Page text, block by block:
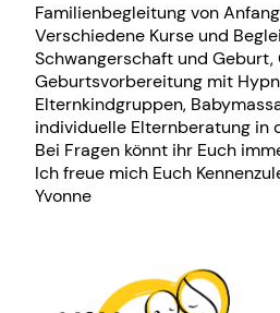
Familienbegleitung von
Verschiedene Kurse und
Schwangerschaft und Geburt,
Geburtsvorbereitung mit
Elternkindgruppen,
individuelle Elternberatung in
Bei Fragen könnt ihr Euch
Ich freue mich Euch
Yvonne